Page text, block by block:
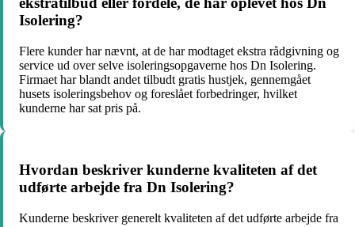
Isolering?
Flere kunder har nævnt, at de har modtaget ekstra rådgivning og
service ud over selve isoleringsopgaverne hos Dn Isolering.
Firmaet har blandt andet tilbudt gratis hustjek, gennemgået
husets isoleringsbehov og foreslået forbedringer, hvilket
kunderne har sat pris på.
Hvordan beskriver kunderne kvaliteten af det
udførte arbejde fra Dn Isolering?
Kunderne beskriver generelt kvaliteten af det udførte arbejde fra